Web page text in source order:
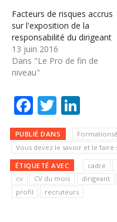
Facteurs de risques accrus
sur l'exposition de la
responsabilité du dirigeant
13 juin 2016
Dans "Le Pro de fin de
niveau"
Facebook
Twitter
PUBLIÉ DANS
Vous devez le savoir et le faire
ÉTIQUETÉ AVEC cadre
cv
CV du mois dirigeant
profil
recruteurs